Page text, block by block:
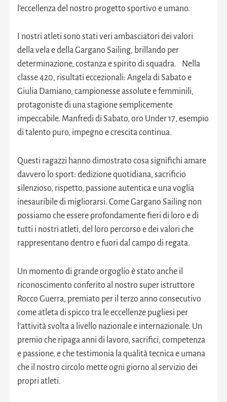
l’eccellenza del nostro progetto sportivo e umano.
I nostri atleti sono stati veri ambasciatori dei valori
della vela e della Gargano Sailing, brillando per
determinazione, costanza e spirito di squadra. Nella
classe 420, risultati eccezionali: Angela di Sabato e
Giulia Damiano, campionesse assolute e femminili,
protagoniste di una stagione semplicemente
impeccabile. Manfredi di Sabato, oro Under 17, esempio
di talento puro, impegno e crescita continua.
Questi ragazzi hanno dimostrato cosa significhi amare
davvero lo sport: dedizione quotidiana, sacrificio
silenzioso, rispetto, passione autentica e una voglia
inesauribile di migliorarsi. Come Gargano Sailing non
possiamo che essere profondamente fieri di loro e di
tutti i nostri atleti, del loro percorso e dei valori che
rappresentano dentro e fuori dal campo di regata.
Un momento di grande orgoglio è stato anche il
riconoscimento conferito al nostro super istruttore
Rocco Guerra, premiato per il terzo anno consecutivo
come atleta di spicco tra le eccellenze pugliesi per
l’attività svolta a livello nazionale e internazionale. Un
premio che ripaga anni di lavoro, sacrifici, competenza
e passione, e che testimonia la qualità tecnica e umana
che il nostro circolo mette ogni giorno al servizio dei
propri atleti.